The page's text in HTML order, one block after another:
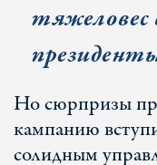
тяжеловес
Но сюрпризы
кампанию
солидным